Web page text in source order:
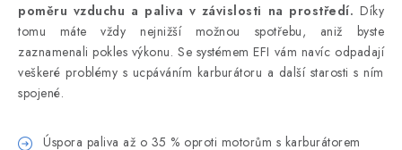
poměru vzduchu a paliva v závislosti na prostředí. Díky
tomu máte vždy nejnižší možnou spotřebu, aniž byste
zaznamenali pokles výkonu. Se systémem EFI vám navíc odpadají
veškeré problémy s ucpáváním karburátoru a další starosti s ním
spojené.
Úspora paliva až o 35 % oproti motorům s karburátorem